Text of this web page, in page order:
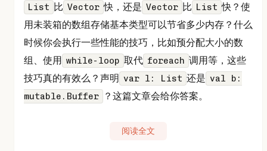
List 比 Vector 快，还是 Vector 比 List 快？使
用未装箱的数组存储基本类型可以节省多少内存？什么
时候你会执行一些性能的技巧，比如预分配大小的数
组、使用 while-loop 取代 foreach 调用等，这些
技巧真的有效么？声明 var l: List 还是 val b:
mutable.Buffer
？这篇文章会给你答案。
阅读全文